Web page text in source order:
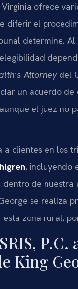
ofrece
diferir el
determine.
Attorneydel
un acuerdo
el juez no
a clientes en los
, incluyendo
dentro de
se realiza
zona rural,
King